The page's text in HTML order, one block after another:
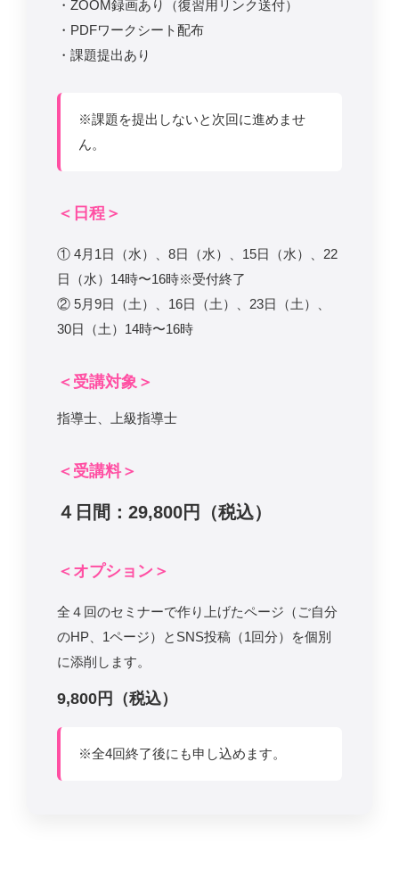
・ZOOM録画あり（復習用リンク送付）
・PDFワークシート配布
・課題提出あり
※課題を提出しないと次回に進めませ
ん。
＜日程＞
① 4月1日（水）、8日（水）、15日（水）、22
日（水）14時〜16時※受付終了
② 5月9日（土）、16日（土）、23日（土）、
30日（土）14時〜16時
＜受講対象＞
指導士、上級指導士
＜受講料＞
４日間：29,800円（税込）
＜オプション＞
全４回のセミナーで作り上げたページ（ご自分
のHP、1ページ）とSNS投稿（1回分）を個別
に添削します。
9,800円（税込）
※全4回終了後にも申し込めます。